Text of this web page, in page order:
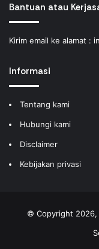
Bantuan atau
Kirim email ke alamat :
Informasi
Tentang kami
Hubungi kami
Disclaimer
Kebijakan privasi
© Copyright